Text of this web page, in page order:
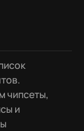
чипсеты,
и